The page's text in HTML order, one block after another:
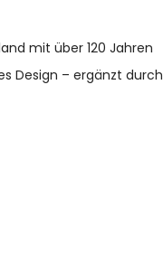
mit über 120 Jahren
Design – ergänzt durch